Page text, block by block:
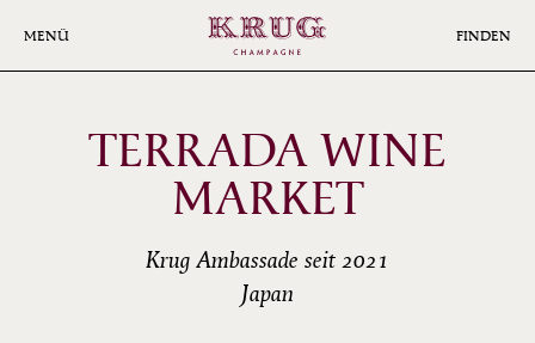
MENÜ FINDEN
TERRADA WINE
MARKET
Krug Ambassade seit 2021
Japan